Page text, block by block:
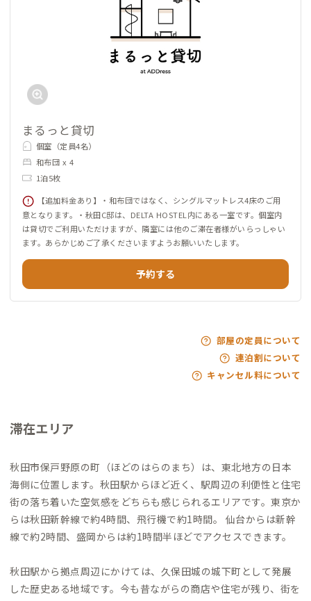
まるっと貸切
個室（定員4名）
和布団 x 4
1泊5枚
【追加料金あり】・和布団ではなく、シングルマットレス4床のご用
意となります。・秋田C邸は、DELTA HOSTEL内にある一室です。個室内
は貸切でご利用いただけますが、隣室には他のご滞在者様がいらっしゃい
ます。あらかじめご了承くださいますようお願いいたします。
予約する
部屋の定員について
連泊割について
キャンセル料について
滞在エリア
秋田市保戸野原の町（ほどのはらのまち）は、東北地方の日本
海側に位置します。秋田駅からほど近く、駅周辺の利便性と住宅
街の落ち着いた空気感をどちらも感じられるエリアです。東京か
らは秋田新幹線で約4時間、飛行機で約1時間。 仙台からは新幹
線で約2時間、盛岡からは約1時間半ほどでアクセスできます。
秋田駅から拠点周辺にかけては、久保田城の城下町として発展
した歴史ある地域です。今も昔ながらの商店や住宅が残り、街を